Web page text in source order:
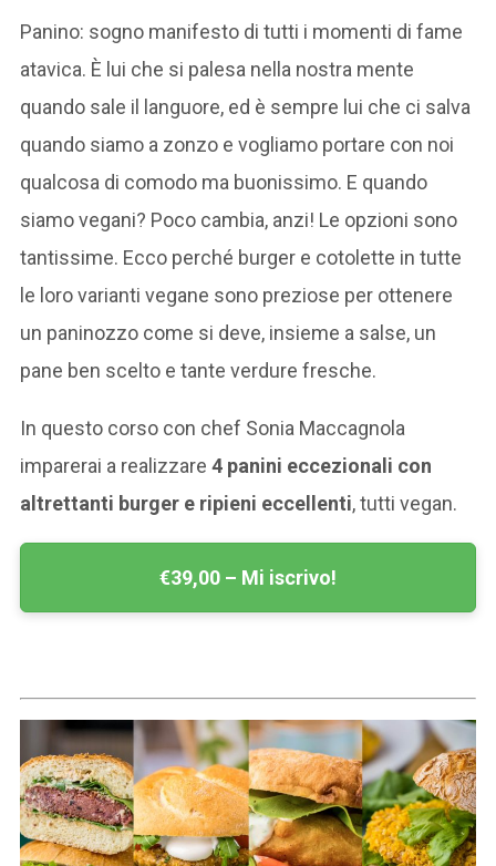
Panino: sogno manifesto di tutti i momenti di fame
atavica. È lui che si palesa nella nostra mente
quando sale il languore, ed è sempre lui che ci salva
quando siamo a zonzo e vogliamo portare con noi
qualcosa di comodo ma buonissimo. E quando
siamo vegani? Poco cambia, anzi! Le opzioni sono
tantissime. Ecco perché burger e cotolette in tutte
le loro varianti vegane sono preziose per ottenere
un paninozzo come si deve, insieme a salse, un
pane ben scelto e tante verdure fresche.
In questo corso con chef Sonia Maccagnola
imparerai a realizzare 4 panini eccezionali con
altrettanti burger e ripieni eccellenti, tutti vegan.
€39,00 – Mi iscrivo!